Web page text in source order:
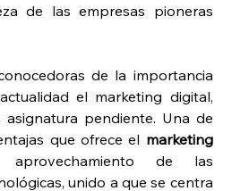
de las empresas pioneras
de la importancia
el marketing digital,
pendiente. Una de
que ofrece el marketing
de las
unido a que se centra